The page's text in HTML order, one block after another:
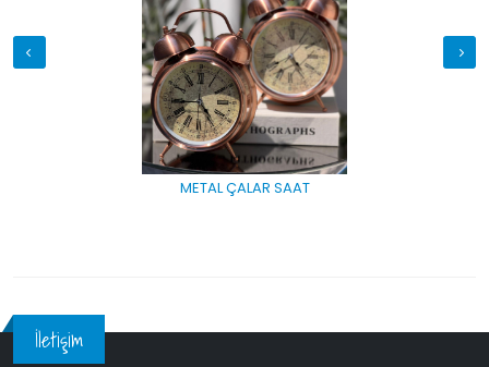
METAL ÇALAR SAAT
İletişim